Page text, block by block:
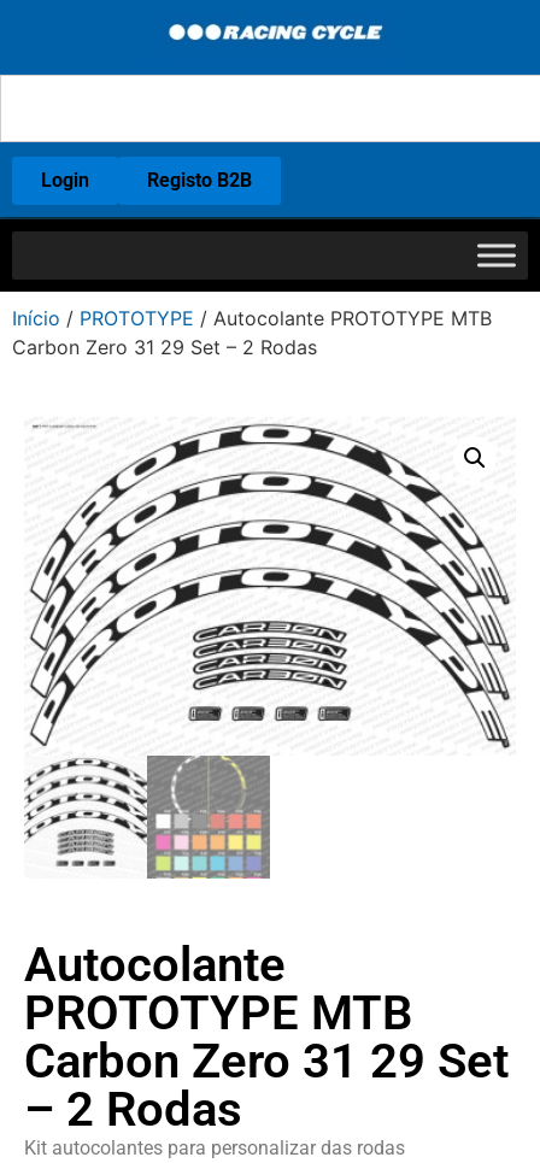
Login Registo B2B
Início / PROTOTYPE / Autocolante PROTOTYPE MTB
Carbon Zero 31 29 Set – 2 Rodas
Autocolante
PROTOTYPE MTB
Carbon Zero 31 29 Set
– 2 Rodas
Kit autocolantes para personalizar das rodas